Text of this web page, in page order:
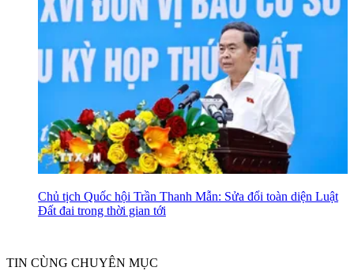
Chủ tịch Quốc hội Trần Thanh Mẫn: Sửa đổi toàn diện Luật
Đất đai trong thời gian tới
TIN CÙNG CHUYÊN MỤC